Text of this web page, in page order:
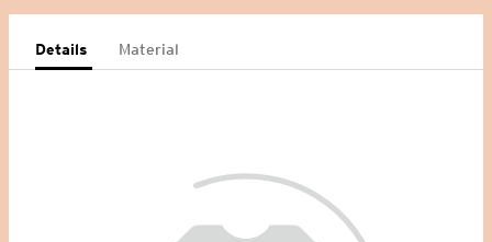
Details Material